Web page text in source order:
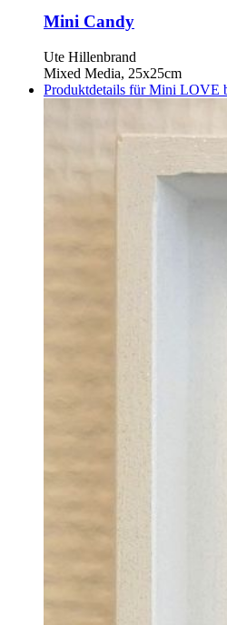
Mini Candy
Ute Hillenbrand
Mixed Media, 25x25cm
Produktdetails für Mini LOVE